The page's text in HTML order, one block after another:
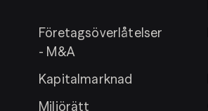
Företagsöverlåtelser
- M&A
Kapitalmarknad
Miljörätt